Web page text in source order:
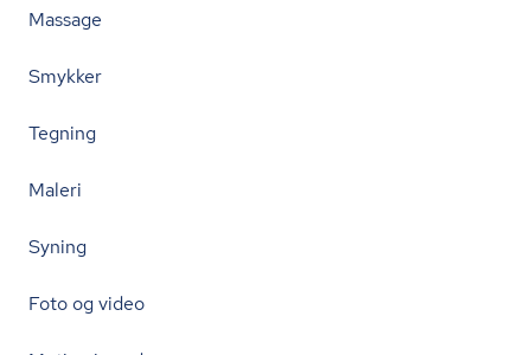
Massage
Smykker
Tegning
Maleri
Syning
Foto og video